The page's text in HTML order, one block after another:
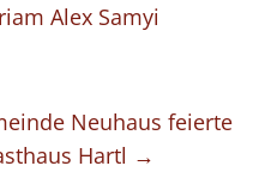
Alex Samyi
Neuhaus feierte
Hartl →